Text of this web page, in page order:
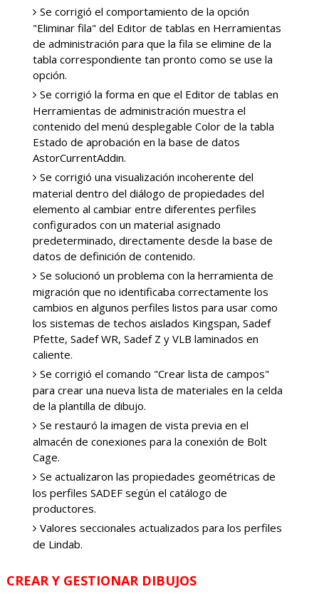
Se corrigió el comportamiento de la opción
"Eliminar fila" del Editor de tablas en Herramientas
de administración para que la fila se elimine de la
tabla correspondiente tan pronto como se use la
opción.
Se corrigió la forma en que el Editor de tablas en
Herramientas de administración muestra el
contenido del menú desplegable Color de la tabla
Estado de aprobación en la base de datos
AstorCurrentAddin.
Se corrigió una visualización incoherente del
material dentro del diálogo de propiedades del
elemento al cambiar entre diferentes perfiles
configurados con un material asignado
predeterminado, directamente desde la base de
datos de definición de contenido.
Se solucionó un problema con la herramienta de
migración que no identificaba correctamente los
cambios en algunos perfiles listos para usar como
los sistemas de techos aislados Kingspan, Sadef
Pfette, Sadef WR, Sadef Z y VLB laminados en
caliente.
Se corrigió el comando "Crear lista de campos"
para crear una nueva lista de materiales en la celda
de la plantilla de dibujo.
Se restauró la imagen de vista previa en el
almacén de conexiones para la conexión de Bolt
Cage.
Se actualizaron las propiedades geométricas de
los perfiles SADEF según el catálogo de
productores.
Valores seccionales actualizados para los perfiles
de Lindab.
CREAR Y GESTIONAR DIBUJOS